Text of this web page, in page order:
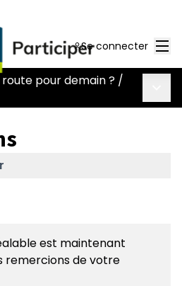
Se connecter
pour demain ? /
est maintenant
remercions de votre